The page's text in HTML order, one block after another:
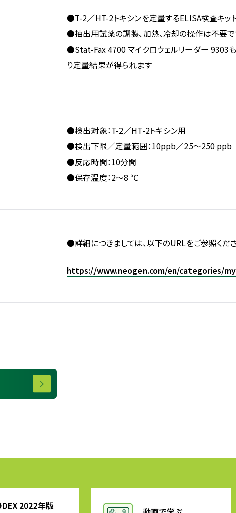
●T-2／HT-2トキシンを定量するELISA検査キッ
●抽出用試薬の調製、加熱、冷却の操作は不要
●Stat-Fax 4700 マイクロウェルリーダー 9303
り定量結果が得られます
●検出対象：T-2／HT-2トキシン用
●検出下限／定量範囲：10ppb／25～250 ppb
●反応時間：10分間
●保存温度：2～8 ℃
●詳細につきましては、以下のURLをご参照くだ
https://www.neogen.com/en/categories/